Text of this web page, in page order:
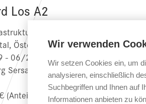
­Los A2
AG
Österreich
06/2012
Sersa Bahntechnik (ARGE mit
(Anteil ARGE-Leistung: 50 %)
Wir verwenden
Wir setzen Cookies ein, um
analysieren, einschließlich
Suchbegriffen und Ihnen auf
Informationen anbieten zu